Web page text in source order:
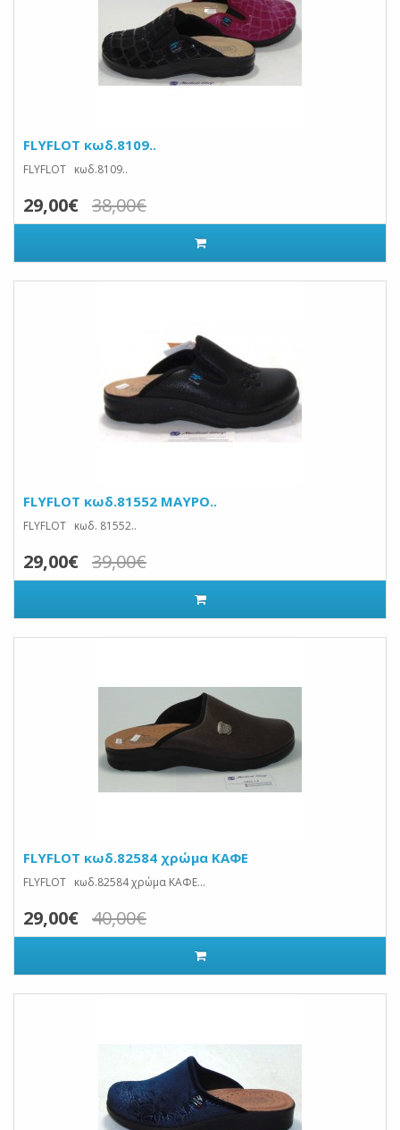
FLYFLOT κωδ.8109..
FLYFLOT κωδ.8109..
29,00€ 38,00€
FLYFLOT κωδ.81552 ΜΑΥΡΟ..
FLYFLOT κωδ. 81552..
29,00€ 39,00€
FLYFLOT κωδ.82584 χρώμα ΚΑΦΕ
FLYFLOT κωδ.82584 χρώμα ΚΑΦΕ...
29,00€ 40,00€